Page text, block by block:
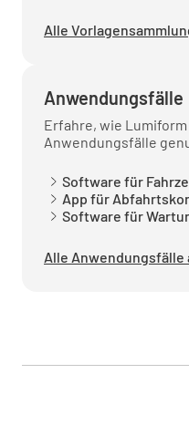
Motorraum
Sauberkeit der
GUT
K.A.
Alle
Anwendungsfälle
Erfahre, wie
Anwendungsfälle
Software für
App für
Software für
Alle Anwendungsfälle